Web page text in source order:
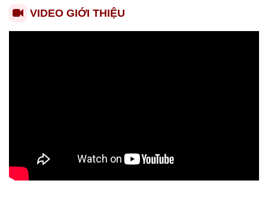
VIDEO GIỚI THIỆU